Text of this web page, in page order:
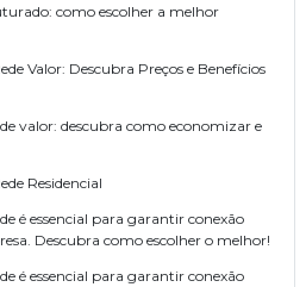
como escolher a melhor
Valor: Descubra Preços e Benefícios
valor: descubra como economizar e
Residencial
é essencial para garantir conexão
Descubra como escolher o melhor!
é essencial para garantir conexão